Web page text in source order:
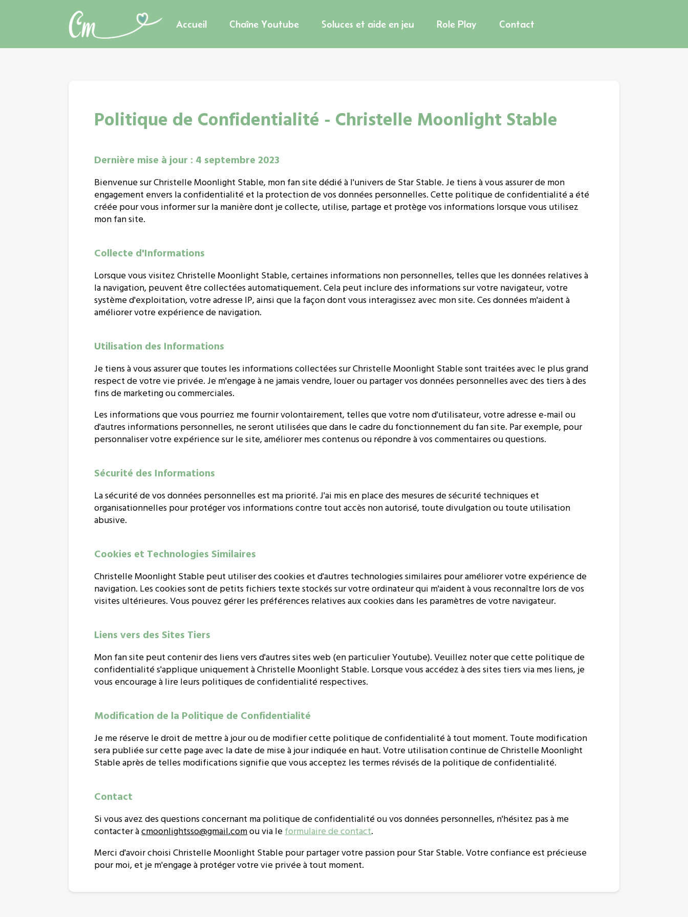
Accueil Chaîne Youtube Soluces et aide en jeu Role Play Contact
Politique de Confidentialité - Christelle Moonlight Stable
Dernière mise à jour : 4 septembre 2023
Bienvenue sur Christelle Moonlight Stable, mon fan site dédié à l'univers de Star Stable. Je tiens à vous assurer de mon
engagement envers la confidentialité et la protection de vos données personnelles. Cette politique de confidentialité a été
créée pour vous informer sur la manière dont je collecte, utilise, partage et protège vos informations lorsque vous utilisez
mon fan site.
Collecte d'Informations
Lorsque vous visitez Christelle Moonlight Stable, certaines informations non personnelles, telles que les données relatives à
la navigation, peuvent être collectées automatiquement. Cela peut inclure des informations sur votre navigateur, votre
système d'exploitation, votre adresse IP, ainsi que la façon dont vous interagissez avec mon site. Ces données m'aident à
améliorer votre expérience de navigation.
Utilisation des Informations
Je tiens à vous assurer que toutes les informations collectées sur Christelle Moonlight Stable sont traitées avec le plus grand
respect de votre vie privée. Je m'engage à ne jamais vendre, louer ou partager vos données personnelles avec des tiers à des
fins de marketing ou commerciales.
Les informations que vous pourriez me fournir volontairement, telles que votre nom d'utilisateur, votre adresse e-mail ou
d'autres informations personnelles, ne seront utilisées que dans le cadre du fonctionnement du fan site. Par exemple, pour
personnaliser votre expérience sur le site, améliorer mes contenus ou répondre à vos commentaires ou questions.
Sécurité des Informations
La sécurité de vos données personnelles est ma priorité. J'ai mis en place des mesures de sécurité techniques et
organisationnelles pour protéger vos informations contre tout accès non autorisé, toute divulgation ou toute utilisation
abusive.
Cookies et Technologies Similaires
Christelle Moonlight Stable peut utiliser des cookies et d'autres technologies similaires pour améliorer votre expérience de
navigation. Les cookies sont de petits fichiers texte stockés sur votre ordinateur qui m'aident à vous reconnaître lors de vos
visites ultérieures. Vous pouvez gérer les préférences relatives aux cookies dans les paramètres de votre navigateur.
Liens vers des Sites Tiers
Mon fan site peut contenir des liens vers d'autres sites web (en particulier Youtube). Veuillez noter que cette politique de
confidentialité s'applique uniquement à Christelle Moonlight Stable. Lorsque vous accédez à des sites tiers via mes liens, je
vous encourage à lire leurs politiques de confidentialité respectives.
Modification de la Politique de Confidentialité
Je me réserve le droit de mettre à jour ou de modifier cette politique de confidentialité à tout moment. Toute modification
sera publiée sur cette page avec la date de mise à jour indiquée en haut. Votre utilisation continue de Christelle Moonlight
Stable après de telles modifications signifie que vous acceptez les termes révisés de la politique de confidentialité.
Contact
Si vous avez des questions concernant ma politique de confidentialité ou vos données personnelles, n'hésitez pas à me
contacter àcmoonlightsso@gmail.comou via leformulaire de contact.
Merci d'avoir choisi Christelle Moonlight Stable pour partager votre passion pour Star Stable. Votre confiance est précieuse
pour moi, et je m'engage à protéger votre vie privée à tout moment.